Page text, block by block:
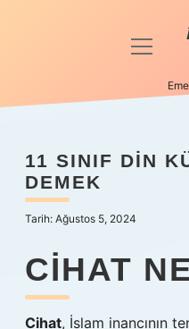
Anasayfa
Politikası
Yasal Uyarı
menüyü
11 SINIF DIN
DEMEK
Tarih: Ağustos 5, 2024
CIHAT
Cihat, İslam inancının